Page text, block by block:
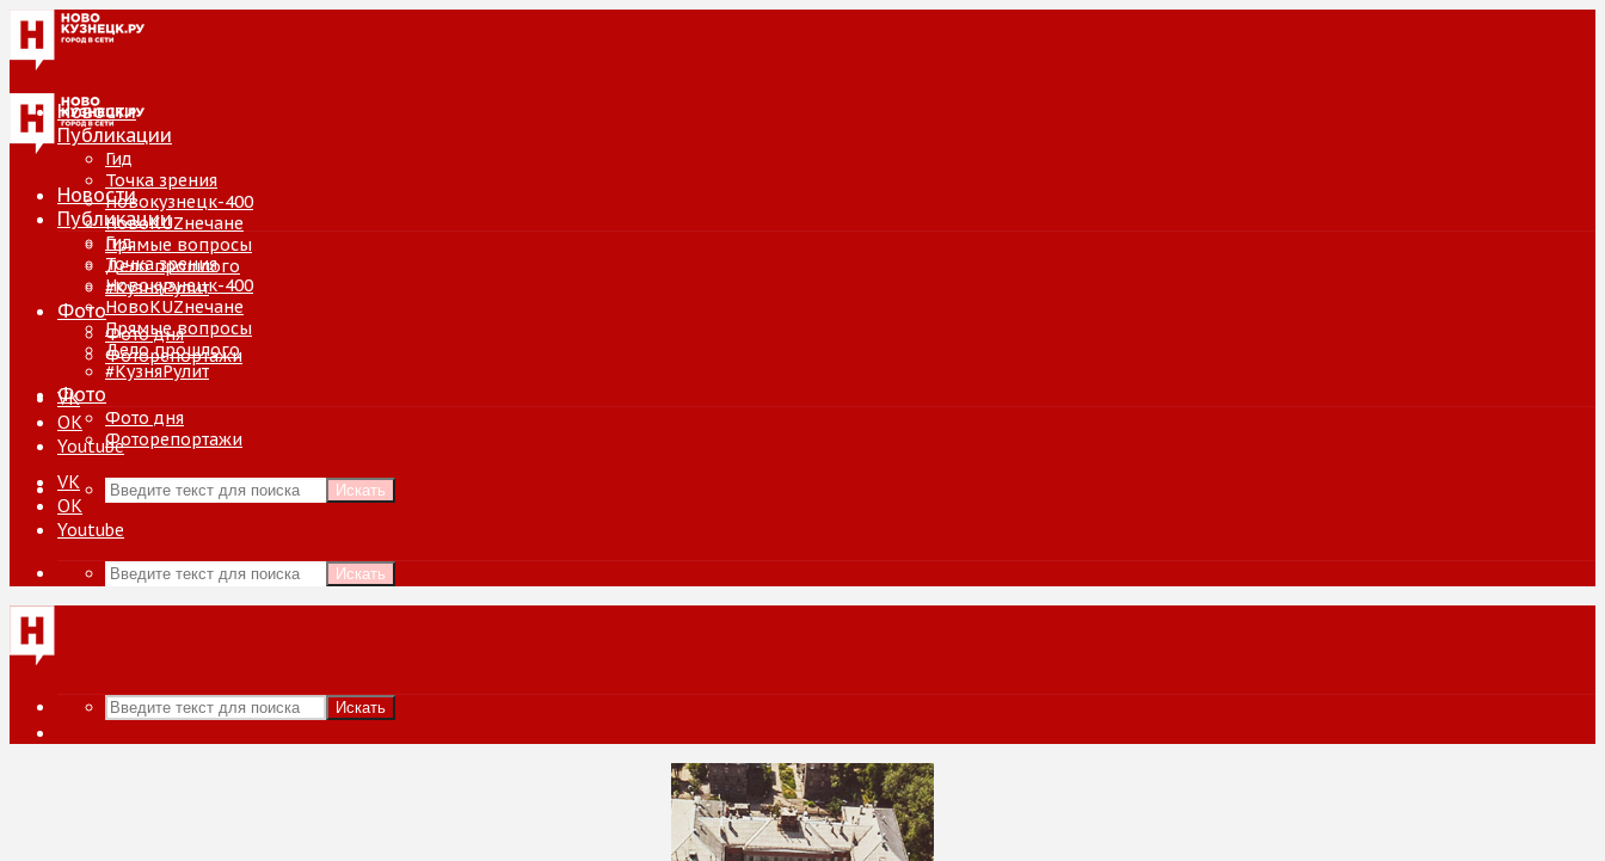
Новости
Публикации
Гид
Точка зрения
Новокузнецк-400
НовоKUZнечане
Прямые вопросы
Дело прошлого
#КузняРулит
Фото
Фото дня
Фоторепортажи
VK
ОК
Youtube
Искать
Новости
Публикации
Гид
Точка зрения
Новокузнецк-400
НовоKUZнечане
Прямые вопросы
Дело прошлого
#КузняРулит
Фото
Фото дня
Фоторепортажи
VK
ОК
Youtube
Искать
Искать